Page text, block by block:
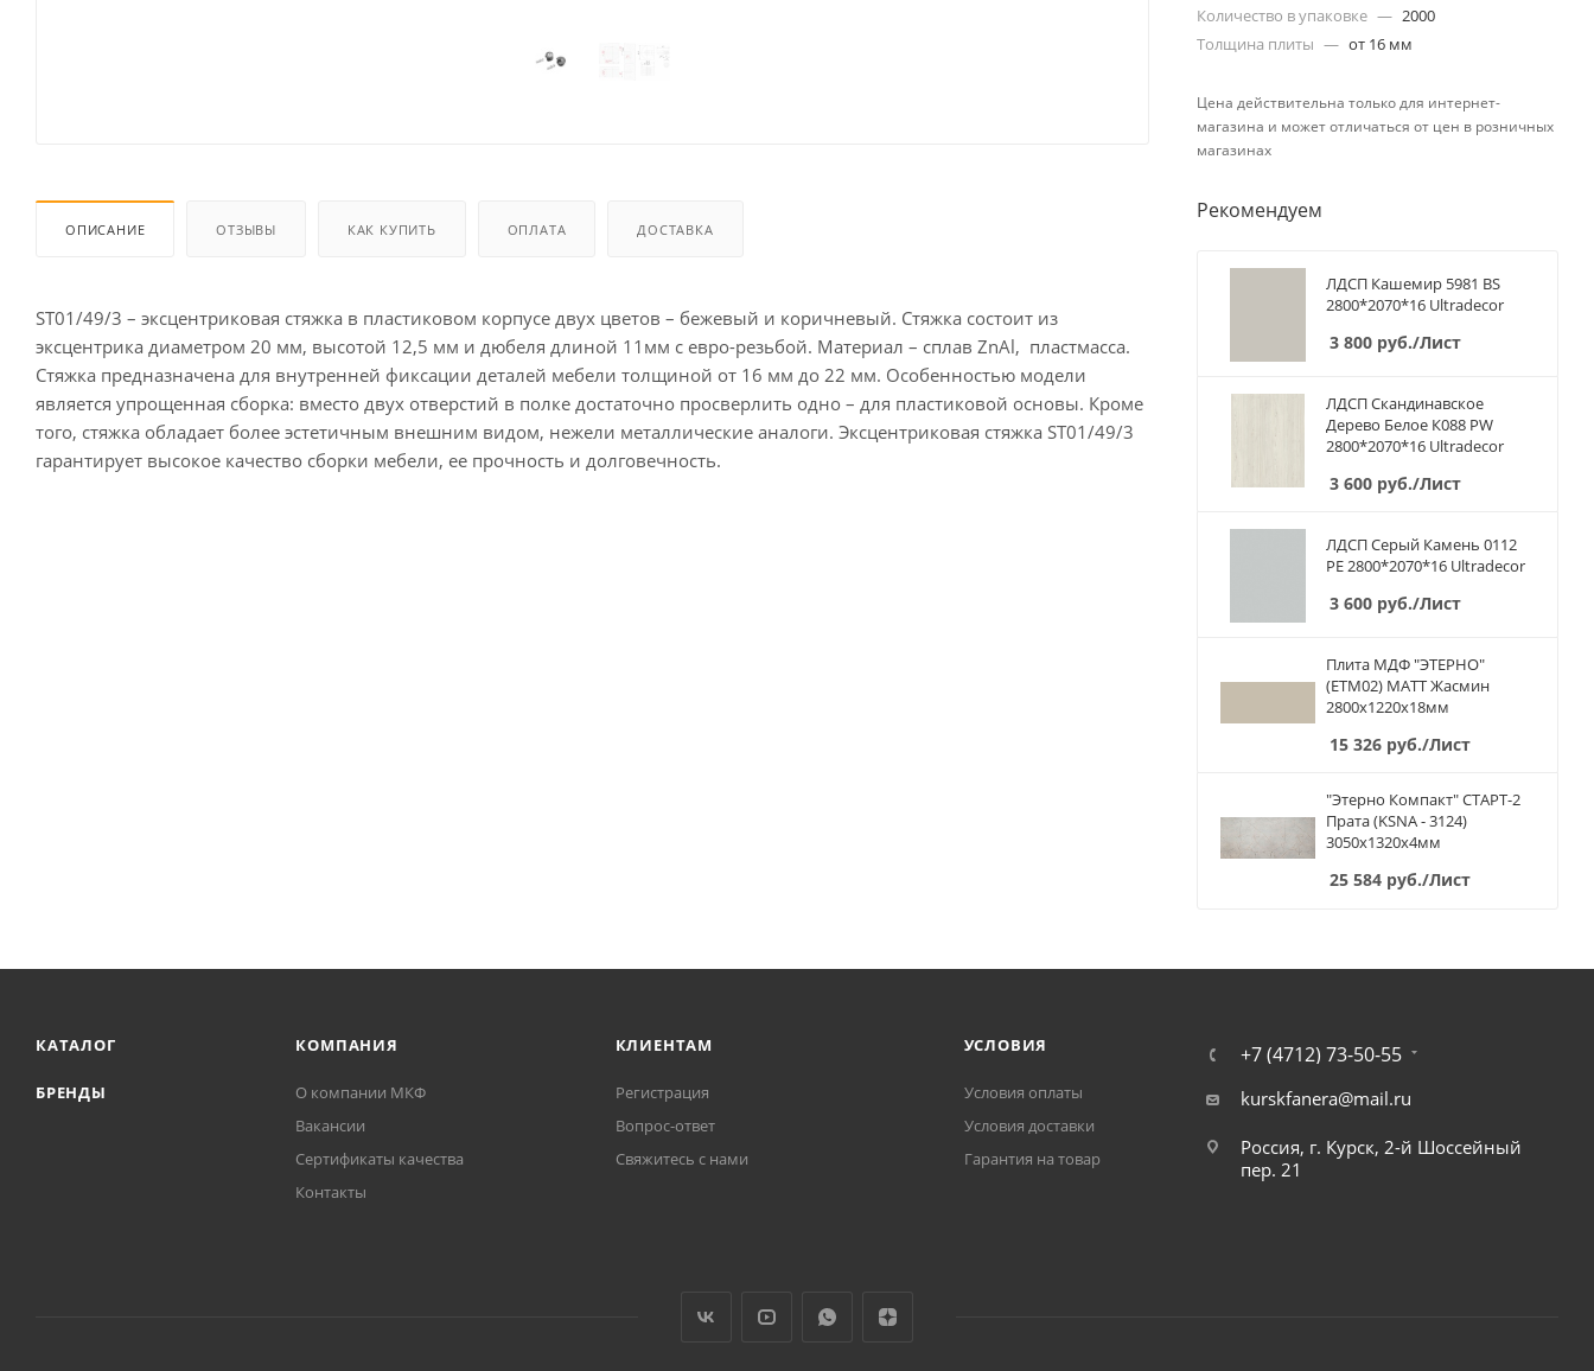
ОПИСАНИЕ ОТЗЫВЫ КАК КУПИТЬ ОПЛАТА ДОСТАВКА
ST01/49/3 – эксцентриковая стяжка в пластиковом корпусе двух цветов – бежевый и коричневый. Стяжка состоит из
эксцентрика диаметром 20 мм, высотой 12,5 мм и дюбеля длиной 11мм с евро-резьбой. Материал – сплав ZnAl, пластмасса.
Стяжка предназначена для внутренней фиксации деталей мебели толщиной от 16 мм до 22 мм. Особенностью модели
является упрощенная сборка: вместо двух отверстий в полке достаточно просверлить одно – для пластиковой основы. Кроме
того, стяжка обладает более эстетичным внешним видом, нежели металлические аналоги. Эксцентриковая стяжка ST01/49/3
гарантирует высокое качество сборки мебели, ее прочность и долговечность.
Количество в упаковке — 2000
Толщина плиты — от 16 мм
Цена действительна только для интернет-
магазина и может отличаться от цен в розничных
магазинах
Рекомендуем
ЛДСП Кашемир 5981 BS
2800*2070*16 Ultradecor
3 800 руб./Лист
ЛДСП Скандинавское
Дерево Белое К088 PW
2800*2070*16 Ultradecor
3 600 руб./Лист
ЛДСП Серый Камень 0112
PE 2800*2070*16 Ultradecor
3 600 руб./Лист
Плита МДФ "ЭТЕРНО"
(ETM02) МАТТ Жасмин
2800х1220х18мм
15 326 руб./Лист
"Этерно Компакт" СТАРТ-2
Прата (KSNA - 3124)
3050х1320х4мм
25 584 руб./Лист
КАТАЛОГ
БРЕНДЫ
КОМПАНИЯ
О компании МКФ
Вакансии
Сертификаты качества
Контакты
КЛИЕНТАМ
Регистрация
Вопрос-ответ
Свяжитесь с нами
УСЛОВИЯ
Условия оплаты
Условия доставки
Гарантия на товар
+7 (4712) 73-50-55
kurskfanera@mail.ru
Россия, г. Курск, 2-й Шоссейный
пер. 21